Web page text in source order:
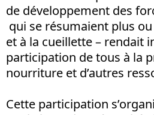
de développement des
qui se résumaient plus
et à la cueillette – rendait
participation de tous à la
nourriture et d’autres
Cette participation